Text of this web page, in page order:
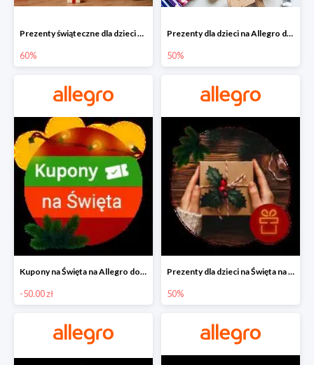
Prezenty świąteczne dla dzieci na Allegro do -60%
60%
Prezenty dla dzieci na Allegro do -50%
50%
Kupony na Święta na Allegro do -50 zł
-50.00 zł
Prezenty dla dzieci na Święta na Allegro do -50%
50%